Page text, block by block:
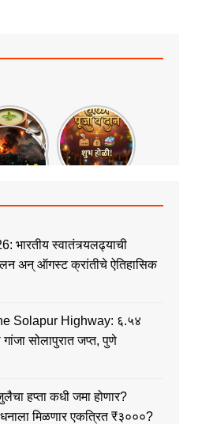
स्वातंत्र्यलढ्याची
अन् ऑगस्ट क्रांतीचे ऐतिहासिक
Solapur Highway: ६.५४
सोलापुरात जप्त, पुणे
हप्ता कधी जमा होणार?
मिळणार एकत्रित ₹३०००?